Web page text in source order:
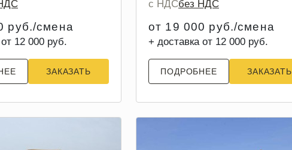
руб./смена
12 000 руб.
ЗАКАЗАТЬ
с НДСбез НДС
от 19 000 руб./смена
+ доставка от 12 000 руб.
ПОДРОБНЕЕ ЗАКАЗАТЬ